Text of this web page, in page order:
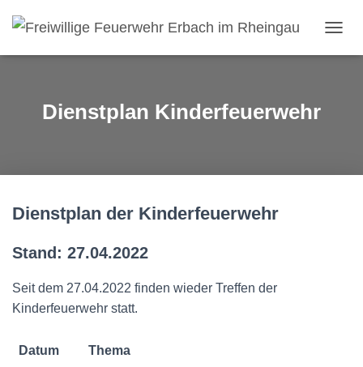
Dienstplan Kinderfeuerwehr
Dienstplan der Kinderfeuerwehr
Stand: 27.04.2022
Seit dem 27.04.2022 finden wieder Treffen der
Kinderfeuerwehr statt.
Datum Thema